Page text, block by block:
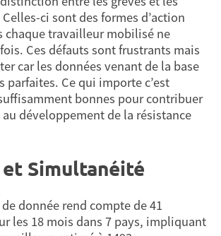
ci sont des formes d’action
chaque travailleur mobilisé ne
Ces défauts sont frustrants mais
car les données venant de la base
parfaites. Ce qui importe c’est
bonnes pour contribuer
au développement de la résistance
Simultanéité
donnée rend compte de 41
les 18 mois dans 7 pays, impliquant